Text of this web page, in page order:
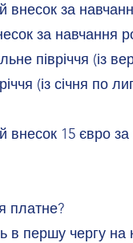
внесок за
за навчання
півріччя (із
(із січня по
внесок 15 євро за
платне?
в першу чергу на